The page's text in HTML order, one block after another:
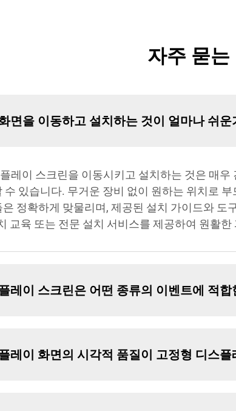
자주 묻는
면을 이동하고 설치하는 것이 얼마나 쉬운
레이 스크린을 이동시키고 설치하는 것은 매
수 있습니다. 무거운 장비 없이 원하는 위치로
정확하게 맞물리며, 제공된 설치 가이드와
교육 또는 전문 설치 서비스를 제공하여 원활
레이 스크린은 어떤 종류의 이벤트에 적합
레이 화면의 시각적 품질이 고정형 디스